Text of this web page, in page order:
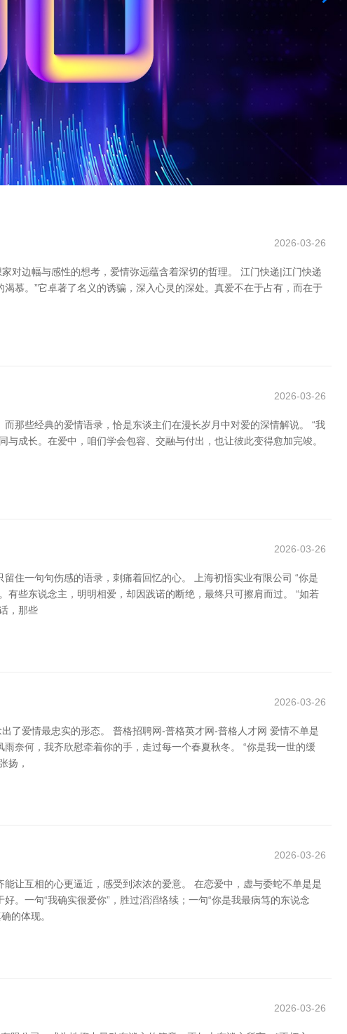
2026-03-26
对边幅与感性的想考，爱情弥远蕴含着深切的哲理。 江门快递|江门快递
慕。”它卓著了名义的诱骗，深入心灵的深处。真爱不在于占有，而在于
2026-03-26
那些经典的爱情语录，恰是东谈主们在漫长岁月中对爱的深情解说。 “我
成长。在爱中，咱们学会包容、交融与付出，也让彼此变得愈加完竣。
2026-03-26
住一句句伤感的语录，刺痛着回忆的心。 上海初悟实业有限公司 “你是
些东说念主，明明相爱，却因践诺的断绝，最终只可擦肩而过。 “如若
，那些
2026-03-26
了爱情最忠实的形态。 普格招聘网-普格英才网-普格人才网 爱情不单是
奈何，我齐欣慰牵着你的手，走过每一个春夏秋冬。 “你是我一世的缓
扬，
2026-03-26
让互相的心更逼近，感受到浓浓的爱意。 在恋爱中，虚与委蛇不单是是
。一句“我确实很爱你”，胜过滔滔络续；一句“你是我最病笃的东说念
的体现。
2026-03-26